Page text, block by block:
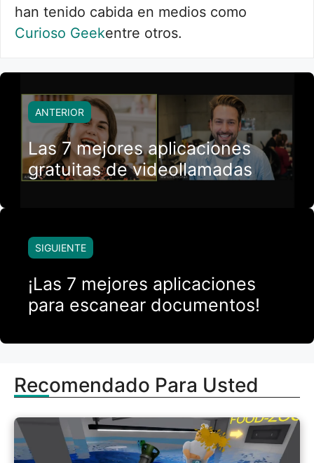
han tenido cabida en medios como
Curioso Geekentre otros.
ANTERIOR
Las 7 mejores aplicaciones
gratuitas de videollamadas
SIGUIENTE
¡Las 7 mejores aplicaciones
para escanear documentos!
Recomendado Para Usted